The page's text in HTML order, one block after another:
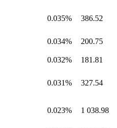
0.035% 386.52
0.034% 200.75
0.032% 181.81
0.031% 327.54
0.023% 1 038.98